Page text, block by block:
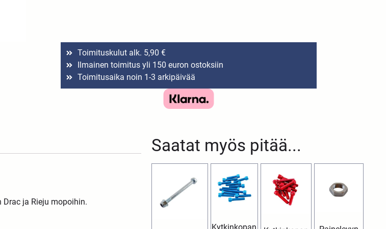
Toimituskulut alk. 5,90 €
Ilmainen toimitus yli 150 euron ostoksiin
Toimitusaika noin 1-3 arkipäivää
Saatat myös pitää...
ja Rieju mopoihin.